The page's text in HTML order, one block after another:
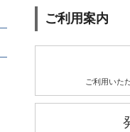
ご利用案内
ご利用いた